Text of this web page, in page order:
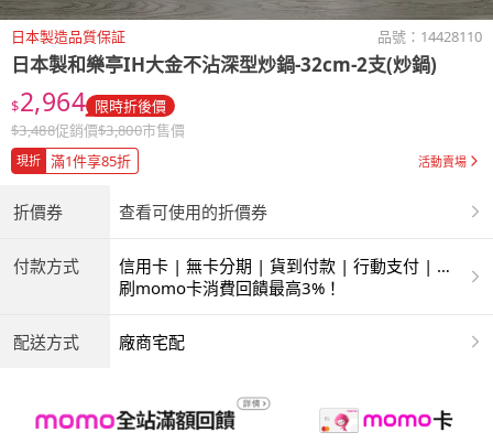
日本製造品質保証 品號： 14428110
日本製和樂亭IH大金不沾深型炒鍋-32cm-2支(炒鍋)
$2,964 限時折後價
$3,488促銷價$3,800市售價
現折 滿1件享85折 活動賣場
折價券 查看可使用的折價券
付款方式
信用卡 | 無卡分期 | 貨到付款 | 行動支付 | 超
商付款 | ATM | 銀聯卡
刷momo卡消費回饋最高3%！
配送方式 廠商宅配